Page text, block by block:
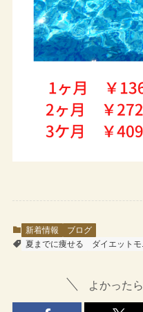
新着情報
ブログ
夏までに痩せる
ダイエット
よかった